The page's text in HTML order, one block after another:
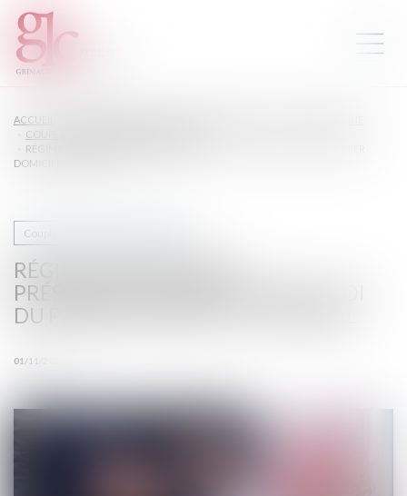
ACCUEIL
COUPLES ET RÉGIME MATRIMONIAUX
RÉGIME MATRIMONIAL : PRÉSOMPTION SIMPLE POUR LA LOI DU PREMIER
DOMICILE CONJUGAL
RÉGIME MATRIMONIAL :
PRÉSOMPTION SIMPLE POUR LA LOI
DU PREMIER DOMICILE CONJUGAL
01/11/2023
Couples et régime matrimoniaux